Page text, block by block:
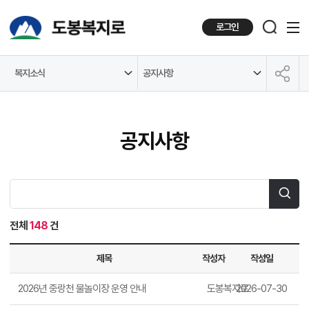
로그인
복지소식 공지사항
공지사항
전체 148 건
제목 작성자 작성일
2026년 중랑천 물놀이장 운영 안내 도봉복지로2026-07-30